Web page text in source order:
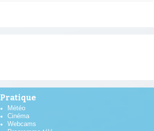
Pratique
Météo
Cinéma
Webcams